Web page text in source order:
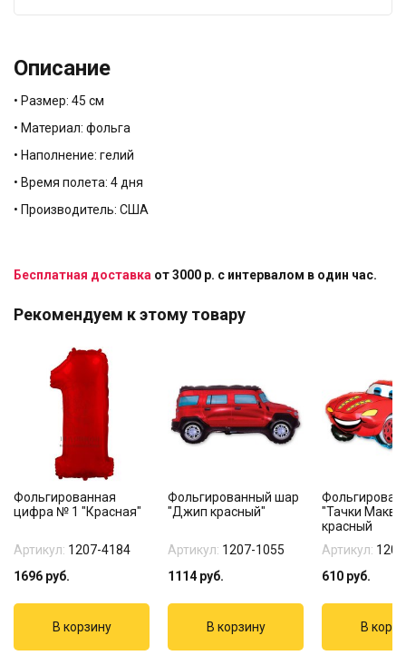
Описание
• Размер: 45 см
• Материал: фольга
• Наполнение: гелий
• Время полета: 4 дня
• Производитель: США
Бесплатная доставка от 3000 р. с интервалом в один час.
Рекомендуем к этому товару
Фольгированная
цифра № 1 "Красная"
Артикул: 1207-4184
1696 руб.
Фольгированный шар
"Джип красный"
Артикул: 1207-1055
1114 руб.
"Тачки
красный
Артикул:
610 руб.